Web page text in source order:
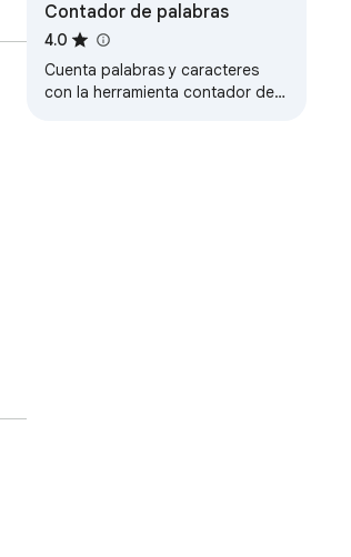
Contador de palabras
4.0
Cuenta palabras y caracteres
con la herramienta contador de